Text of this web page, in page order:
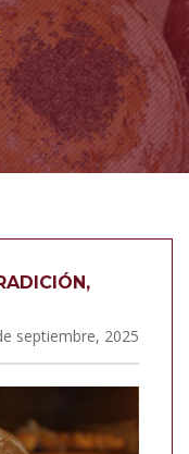
septiembre, 2025